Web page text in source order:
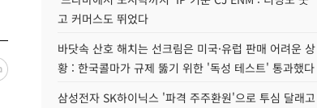
고 커머스도 뛰었다
바닷속 산호 해치는 선크림은 미국·유럽 판매 어려운 상
황 : 한국콜마가 규제 뚫기 위한 '독성 테스트' 통과했다
삼성전자 SK하이닉스 '파격 주주환원'으로 투심 달래고